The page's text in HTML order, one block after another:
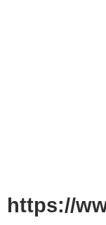
https://